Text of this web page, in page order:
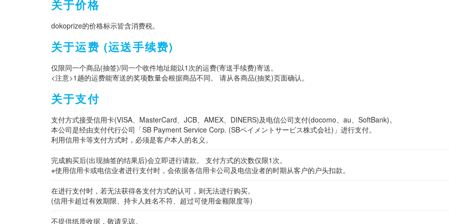
关于价格
dokoprize的价格标示皆含消费税。
关于运费 (运送手续费)
仅限同一个商品(抽签)/同一个收件地址能以1次的运费(寄送手续费)寄送。
<注意>1趟的运费能寄送的奖项数量会根据商品不同。 请从各商品(抽奖)页面确认。
关于支付
支付方式接受信用卡(VISA、MasterCard、JCB、AMEX、DINERS)及电信公司支付(docomo、au、SoftBank)。
本公司是经由支付代行公司「SB Payment Service Corp. (SBペイメントサービス株式会社)」进行支付。
利用信用卡等支付方式时，必须是客户本人的名义。
完成购买后(出现抽签的结果后)会立即进行请款。 支付方式的次数仅限1次。
※使用信用卡或电信业者进行支付时，会依据各信用卡公司及电信业者的时期从客户的户头扣款。
在进行支付时，若无法获得各支付方式的认可，则无法进行购买。
(信用卡超过有效期限、持卡人姓名不符、超过可使用金额限度等)
不提供纸质收据，敬请见谅。